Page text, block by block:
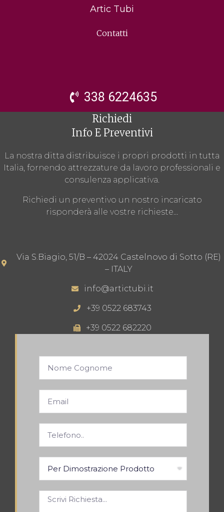
Artic Tubi
Contatti
338 6224635
Richiedi
Info E Preventivi
La nostra ditta distribuisce i propri prodotti in tutta
Italia, fornendo attrezzature da lavoro professionali e
consulenza applicativa.
Richiedi un preventivo un nostro incaricato
risponderà alle vostre richieste…
Via S.Biagio, 51/B – 42024 Castelnovo di Sotto (RE)
– ITALY
info@artictubi.it
+39 0522 683743
+39 0522 682220